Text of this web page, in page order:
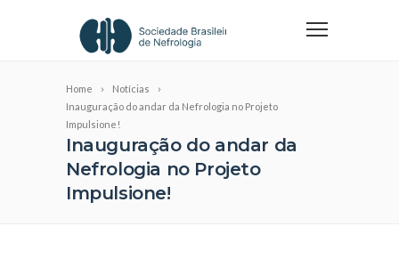
Home
Notícias
Inauguração do andar da Nefrologia no Projeto
Impulsione!
Inauguração do andar da
Nefrologia no Projeto
Impulsione!